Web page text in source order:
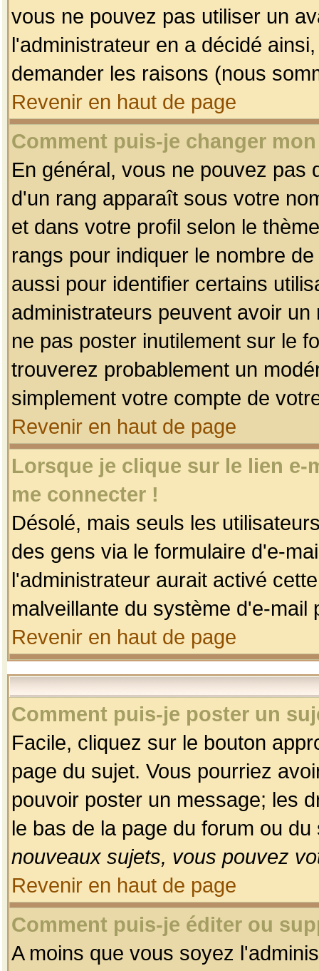
vous ne pouvez pas utiliser un
l'administrateur en a décidé
demander les raisons (nous
Revenir en haut de page
Comment puis-je changer
En général, vous ne pouvez pas
d'un rang apparaît sous votre
et dans votre profil selon le
rangs pour indiquer le nombre
aussi pour identifier certains
administrateurs peuvent avoir
ne pas poster inutilement sur le
trouverez probablement un
simplement votre compte de
Revenir en haut de page
Lorsque je clique sur le lien
me connecter !
Désolé, mais seuls les
des gens via le formulaire d'e-
l'administrateur aurait activé
malveillante du système d'e-
Revenir en haut de page
Comment puis-je poster un
Facile, cliquez sur le bouton
page du sujet. Vous pourriez
pouvoir poster un message; les
le bas de la page du forum ou
nouveaux sujets, vous pouvez
Revenir en haut de page
Comment puis-je éditer ou
A moins que vous soyez